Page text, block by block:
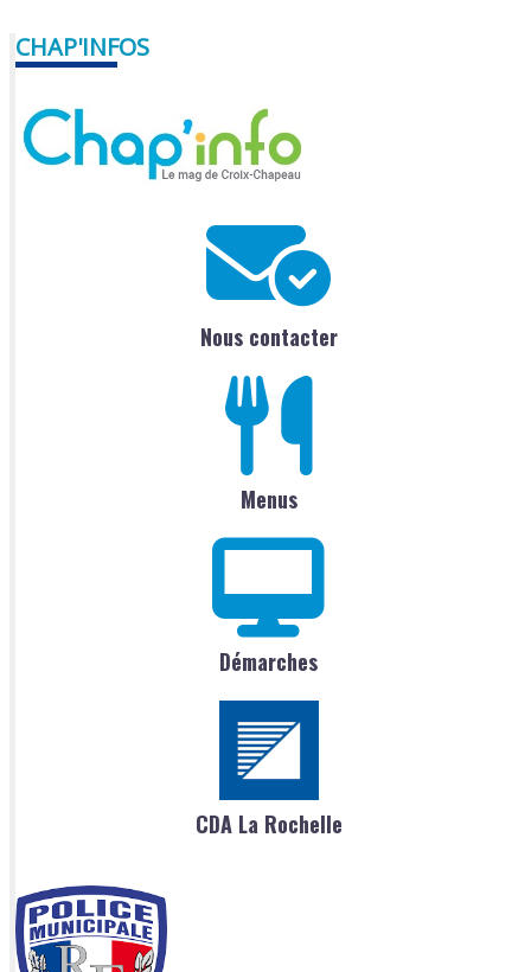
CHAP'INFOS
Nous contacter
Menus
Démarches
CDA La Rochelle